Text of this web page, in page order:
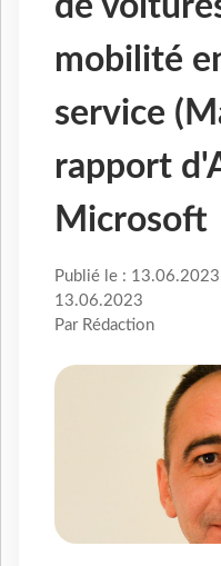
mobilité
service
rapport
Microsoft
Publié le :
13.06.2023
Par Rédaction